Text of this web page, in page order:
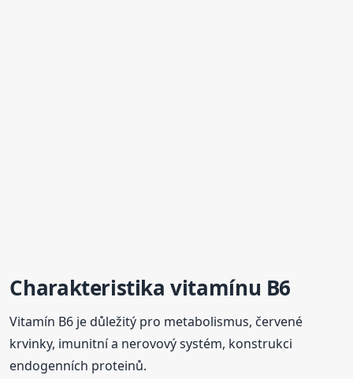
Charakteristika vitamínu B6
Vitamín B6 je důležitý pro metabolismus, červené
krvinky, imunitní a nerovový systém, konstrukci
endogenních proteinů.